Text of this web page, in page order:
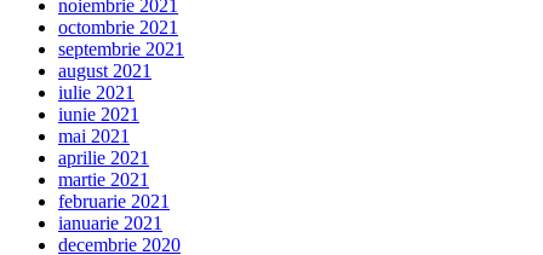
noiembrie 2021
octombrie 2021
septembrie 2021
august 2021
iulie 2021
iunie 2021
mai 2021
aprilie 2021
martie 2021
februarie 2021
ianuarie 2021
decembrie 2020